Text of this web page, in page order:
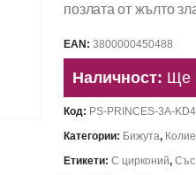
позлата от жълто
EAN:3800000450488
Наличност: Ще
Код: PS-PRINCES-3A-
Категории: Бижута,
Етикети:С цирконий,Със